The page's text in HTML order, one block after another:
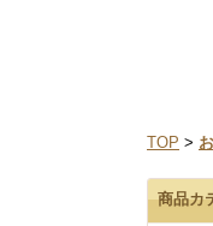
TOP >
商品カ